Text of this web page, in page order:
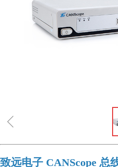
ꁆ
致远电子 CANScope 总